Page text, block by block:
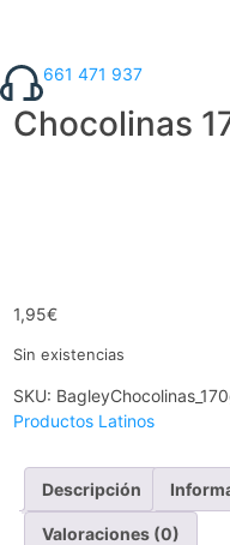
661 471 937
Chocolinas
1,95€
Sin existencias
SKU:
Productos Latinos
Descripción
Valoraciones (0)